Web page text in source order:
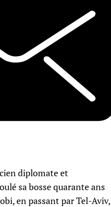
diplomate et
sa bosse quarante ans
en passant par Tel-Aviv,